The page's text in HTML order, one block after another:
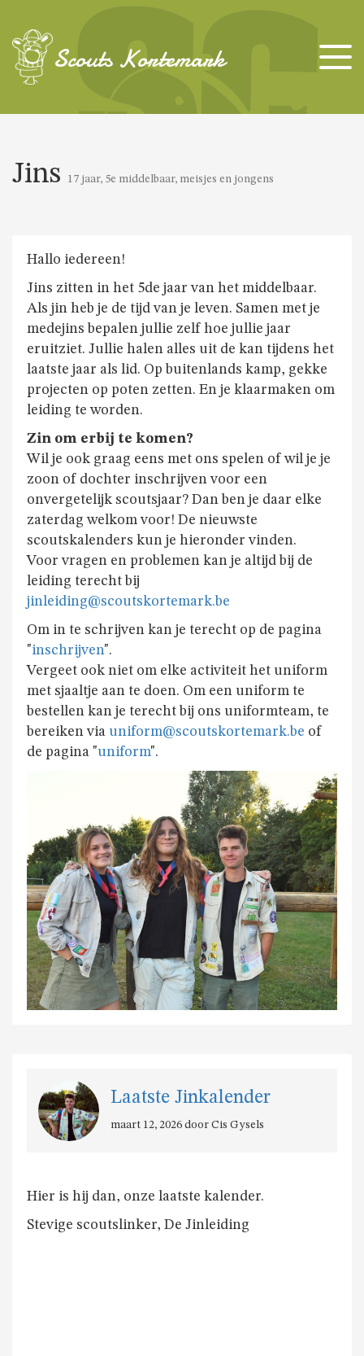
Scouts Kortemark
TAKKEN
JONGGIDSEN
JONGVERKENNERS
GIVERS
JINS
AKABE
INSCHRIJVEN
LEIDING
ONZE
GROEP
JAARTHEMA
STREEKBIERENAVOND
ALGEMENE
INFO
NIE
GEWEUNE
WITJE
LOKAAL
GESCHIEDENIS
SCOUTS
KORTEMARK
Jins 17 jaar, 5e middelbaar, meisjes en jongens
Hallo iedereen!
Jins zitten in het 5de jaar van het middelbaar.
Als jin heb je de tijd van je leven. Samen met je
medejins bepalen jullie zelf hoe jullie jaar
eruitziet. Jullie halen alles uit de kan tijdens het
laatste jaar als lid. Op buitenlands kamp, gekke
projecten op poten zetten. En je klaarmaken om
leiding te worden.
Zin om erbij te komen?
Wil je ook graag eens met ons spelen of wil je je
zoon of dochter inschrijven voor een
onvergetelijk scoutsjaar? Dan ben je daar elke
zaterdag welkom voor! De nieuwste
scoutskalenders kun je hieronder vinden.
Voor vragen en problemen kan je altijd bij de
leiding terecht bij
jinleiding@scoutskortemark.be
Om in te schrijven kan je terecht op de pagina
"inschrijven".
Vergeet ook niet om elke activiteit het uniform
met sjaaltje aan te doen. Om een uniform te
bestellen kan je terecht bij ons uniformteam, te
bereiken via uniform@scoutskortemark.be of
de pagina "uniform".
Laatste Jinkalender
maart 12, 2026 door Cis Gysels
Hier is hij dan, onze laatste kalender.
Stevige scoutslinker, De Jinleiding